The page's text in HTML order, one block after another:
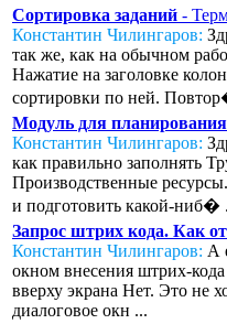
Сортировка заданий -
Константин Чилингаров:
так же, как на обычном
Нажатие на заголовке
сортировки по ней.
Модуль для планирования
Константин Чилингаров:
как правильно заполнять
Производственные
и подготовить какой-ниб�
Запрос штрих кода. Как
Константин Чилингаров: А
окном внесения штрих-
вверху экрана Нет. Это не
диалоговое окн ...